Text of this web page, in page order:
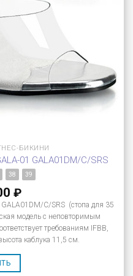
БИКИНИ
01 GALA01DM/C/SRS
38 39
₽
C/SRS (стопа для 35
модель с неповторимым
требованиям IFBB,
каблука 11,5 см.